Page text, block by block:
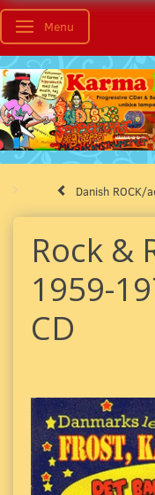
Toggle navigation
Menu
Danish ROCK/
Rock &
1959-
CD